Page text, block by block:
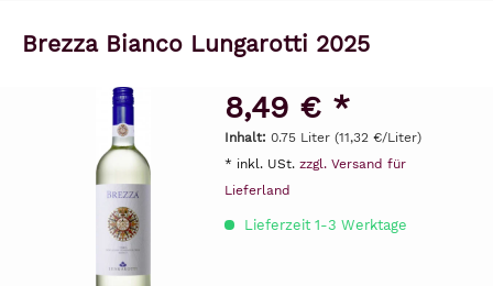
Brezza Bianco Lungarotti 2025
8,49 € *
Inhalt: 0.75 Liter (11,32 €/Liter)
* inkl. USt. zzgl. Versand für
Lieferland
Lieferzeit 1-3 Werktage